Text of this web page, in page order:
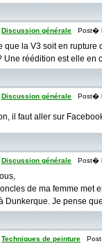
Discussion générale Post�
que la V3 soit en
Une réédition est elle en
Discussion générale Post�
il faut aller sur
Discussion générale Post�
oncles de ma femme met
Dunkerque. Je pense
Techniques de peinture